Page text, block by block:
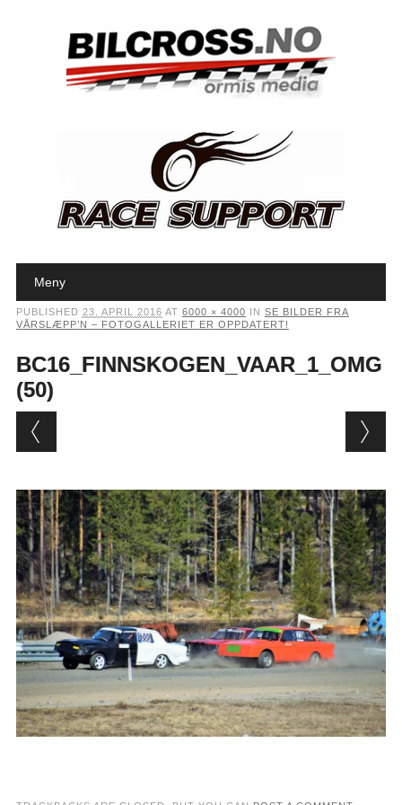
Main menu
Meny
PUBLISHED 23. APRIL 2016 AT 6000 × 4000 IN SE BILDER FRA
VÅRSLÆPP’N – FOTOGALLERIET ER OPPDATERT!
BC16_FINNSKOGEN_VAAR_1_OMG
(50)